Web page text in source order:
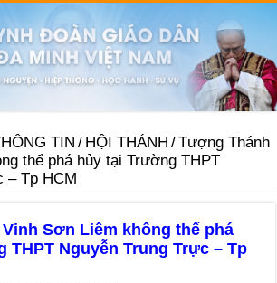
TIN / HỘI THÁNH /Tượng Thánh
thể phá hủy tại Trường THPT
– Tp HCM
Sơn Liêm không thể phá
THPT Nguyễn Trung Trực – Tp